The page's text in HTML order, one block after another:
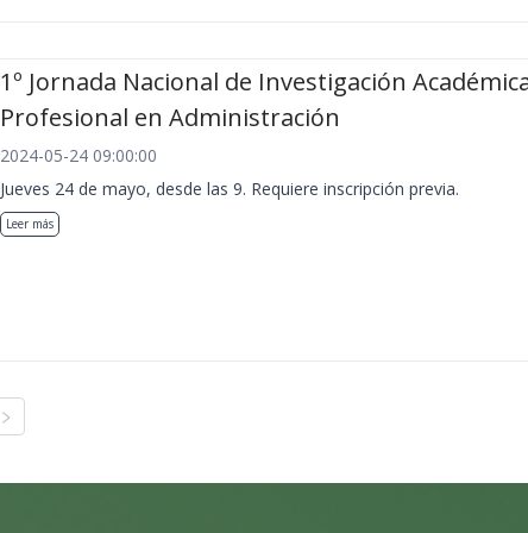
1º Jornada Nacional de Investigación
Profesional en Administración
2024-05-24 09:00:00
Jueves 24 de mayo, desde las 9. Requiere inscripción previa.
Leer más